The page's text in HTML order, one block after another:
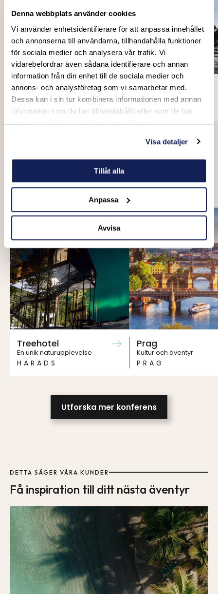
Denna webbplats använder cookies
Vi använder enhetsidentifierare för att anpassa innehållet
och annonserna till användarna, tillhandahålla funktioner
för sociala medier och analysera vår trafik. Vi
vidarebefordrar även sådana identifierare och annan
information från din enhet till de sociala medier och
annons- och analysföretag som vi samarbetar med.
Dessa kan i sin tur kombinera informationen med annan
information som du har tillhandahållit eller som de har
samlat in när du har använt deras tjänster.
Visa detaljer
Tillåt alla
Anpassa
Avvisa
Lofoten Links
Golf
GIMSØYSAND
Italiens GP
Formel-1
MONZA
Konferenspaket
Treehotel
En unik naturupplevelse
HARADS
Prag
Kultur och äventyr
PRAG
Utforska mer konferens
DETTA SÄGER VÅRA KUNDER
Få inspiration till ditt nästa äventyr